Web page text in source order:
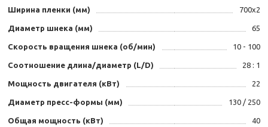
Ширина пленки (мм) 700x2
Диаметр шнека (мм) 65
Скорость вращения шнека (об/мин) 10 - 100
Соотношение длина/диаметр (L/D) 28 : 1
Мощность двигателя (кВт) 22
Диаметр пресс-формы (мм) 130 / 250
Общая мощность (кВт) 40